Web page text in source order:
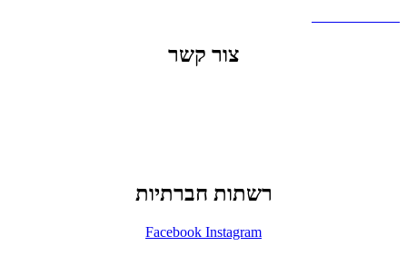
צור קשר
רשתות חברתיות
Facebook Instagram